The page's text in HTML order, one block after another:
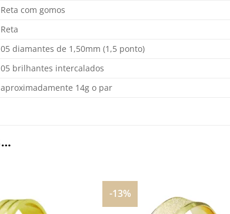
Reta com gomos
Reta
05 diamantes de 1,50mm (1,5 ponto)
05 brilhantes intercalados
aproximadamente 14g o par
-13%